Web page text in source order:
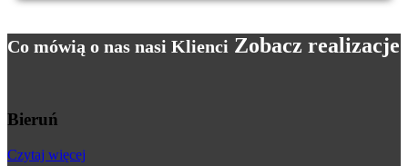
Co mówią o nas nasi Klienci Zobacz realizacje
Bieruń
Czytaj więcej